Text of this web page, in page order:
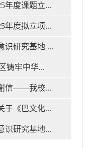
年度课题立...
年度拟立项...
识研究基地 ...
铸牢中华...
信——我校...
于《巴文化...
识研究基地...